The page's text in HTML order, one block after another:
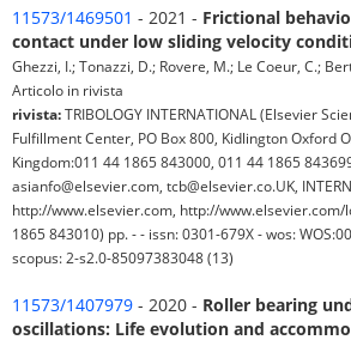
11573/1469501 - 2021 - Frictional
contact under low sliding velocity
Ghezzi, I.; Tonazzi, D.; Rovere, M.; Le Coeur, C.;
Articolo in rivista
rivista:TRIBOLOGY INTERNATIONAL (Elsevier
Fulfillment Center, PO Box 800, Kidlington Oxford
Kingdom:011 44 1865 843000, 011 44 1865
asianfo@elsevier.com, tcb@elsevier.co.UK,
http://www.elsevier.com, http://www.elsevier.com/
1865 843010) pp. - - issn: 0301-679X - wos:
scopus: 2-s2.0-85097383048 (13)
11573/1407979 - 2020 - Roller bearing
oscillations: Life evolution and